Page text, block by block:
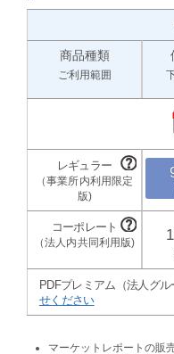
商品種類
ご利用範囲
PDFプレミアム（法人グ
せください
マーケットレポートの販